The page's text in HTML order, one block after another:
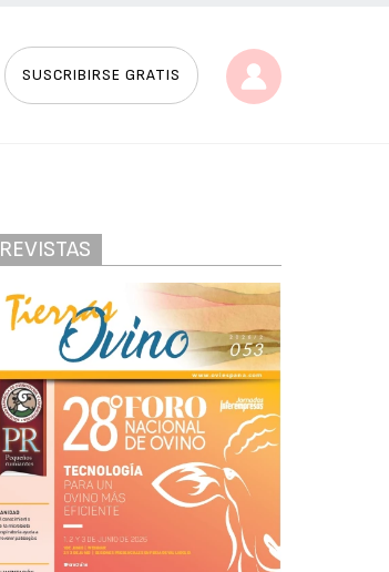
SUSCRIBIRSE GRATIS
REVISTAS